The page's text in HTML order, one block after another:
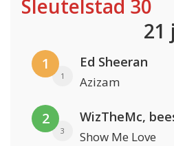
Sleutelstad 30
21
1
1
Ed Sheeran
Azizam
2
3
WizTheMc,
Show Me Love